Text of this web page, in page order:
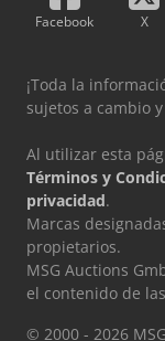
Facebook X
¡Toda la
sujetos a cambio
Al utilizar esta
Términos y
privacidad.
Marcas
propietarios.
MSG Auctions
el contenido de
© 2000 - 2026